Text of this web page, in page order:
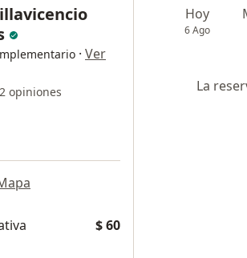
· Ver
opiniones
$ 60
Hoy
6 Ago
La